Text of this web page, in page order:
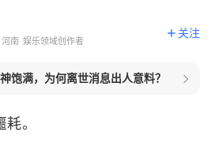
河南 娱乐领域创作者
关注
饱满，为何离世消息出人意料？
。